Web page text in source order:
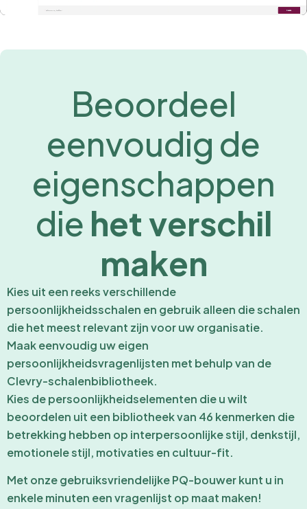
Beoordeel
eenvoudig de
eigenschappen
die het verschil
maken
Kies uit een reeks verschillende
persoonlijkheidsschalen en gebruik alleen die schalen
die het meest relevant zijn voor uw organisatie.
Maak eenvoudig uw eigen
persoonlijkheidsvragenlijsten met behulp van de
Clevry-schalenbibliotheek.
Kies de persoonlijkheidselementen die u wilt
beoordelen uit een bibliotheek van 46 kenmerken die
betrekking hebben op interpersoonlijke stijl, denkstijl,
emotionele stijl, motivaties en cultuur-fit.
Met onze gebruiksvriendelijke PQ-bouwer kunt u in
enkele minuten een vragenlijst op maat maken!